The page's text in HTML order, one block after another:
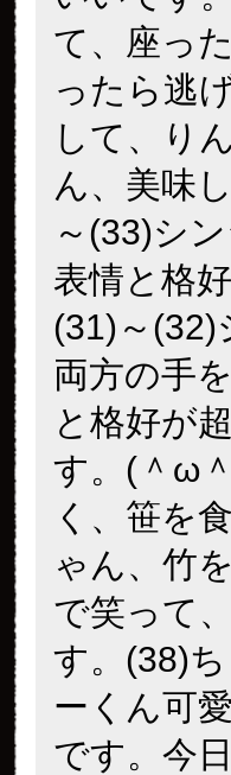
て、座っ
ったら逃
して、り
ん、美味
～(33)シ
表情と格
(31)～(32)
両方の手
と格好が
す。(＾ω
く、笹を
ゃん、竹
で笑って
す。(38)
ーくん可
です。今